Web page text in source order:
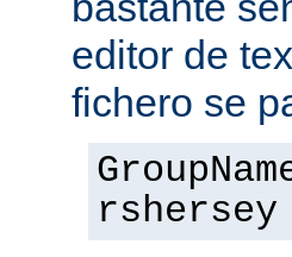
editor de
fichero se
rshersey